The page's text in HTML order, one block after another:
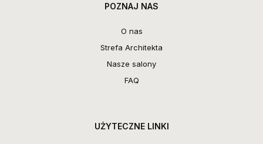
POZNAJ NAS
O nas
Strefa Architekta
Nasze salony
FAQ
UŻYTECZNE LINKI